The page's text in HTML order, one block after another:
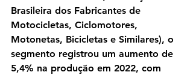
Brasileira dos Fabricantes de
Motocicletas, Ciclomotores,
Motonetas, Bicicletas e Similares), o
segmento registrou um aumento de
5,4% na produção em 2022, com